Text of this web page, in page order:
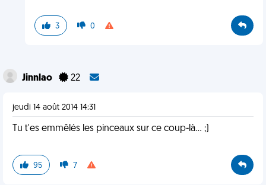
3 0
Jinnlao 22
jeudi 14 août 2014 14:31
Tu t'es emmêlés les pinceaux sur ce coup-là... ;)
95 7